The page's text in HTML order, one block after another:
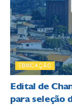
EDUCAÇÃO
Edital de
para seleção